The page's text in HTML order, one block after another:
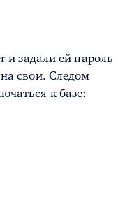
и задали ей пароль
свои. Следом
к базе: